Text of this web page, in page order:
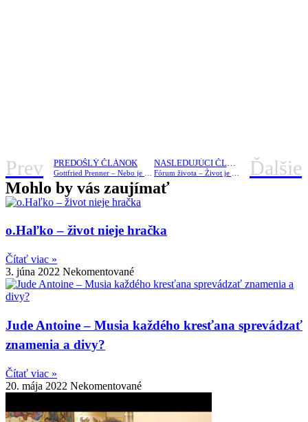
Prev PREDOŠLÝ ČLÁNOK NASLEDUJÚCI ČLÁNOK Ďalšie
Mohlo by vás zaujímať
o.Haľko – život nieje hračka
Čítať viac »
3. júna 2022 Nekomentované
Jude Antoine – Musia každého kresťana sprevádzať
znamenia a divy?
Čítať viac »
20. mája 2022 Nekomentované